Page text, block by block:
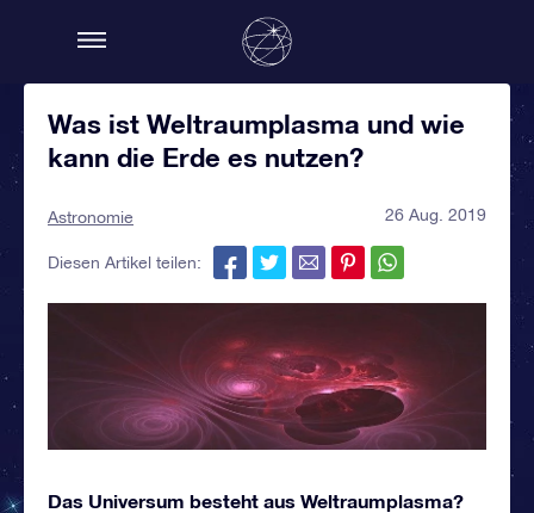
Was ist Weltraumplasma und wie
kann die Erde es nutzen?
Astronomie 26 Aug. 2019
Diesen Artikel teilen:
Das Universum besteht aus Weltraumplasma?